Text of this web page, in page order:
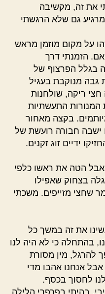
את זה, מקשיבה
גם שלא הרגשתי
על מקום מוזמן מראש
הזמנתי דרך
בגלל הפרצוף של
גבה מנוקבת בעגיל
חצי ריקה, שולחנות
המנורות התעשתיות
בקצה מאחור
ישבה חבורה רועשת של
ידיים זוג זקנים.
הטה את ראשו כלפי
בצחוק שאפילו
שחצי מזייפים. משכתי
את זה במשך כל
בהתחלה כי לא היה לנו
להרגל, מין מסורת
אנחנו אהבו מדי
לחסוך בכסף.
בהיתי בפרפרי הלילה